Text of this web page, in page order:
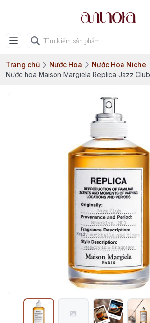
Trang chủ Nước Hoa
Nước Hoa Niche
Nước hoa Maison Margiela Replica Jazz Club